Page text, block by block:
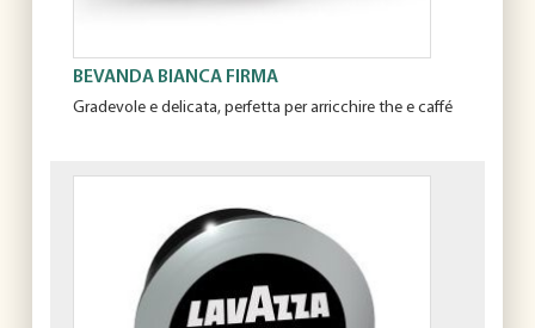
BEVANDA BIANCA FIRMA
Gradevole e delicata, perfetta per arricchire the e caffé